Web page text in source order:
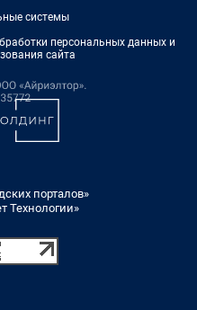
системы
персональных данных и
сайта
порталов»
Технологии»